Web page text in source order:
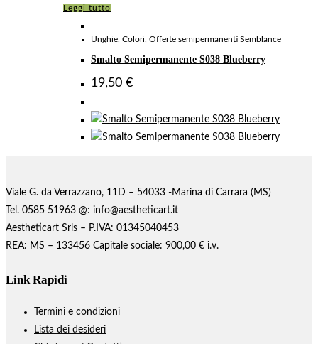
Leggi tutto
Unghie Colori Offerte semipermanenti Semblance
Smalto Semipermanente S038 Blueberry
19,50 €
Viale G. da Verrazzano, 11D – 54033 -Marina di Carrara (MS)
Tel. 0585 51963 @: info@aestheticart.it
Aestheticart Srls – P.IVA: 01345040453
REA: MS – 133456 Capitale sociale: 900,00 € i.v.
Link Rapidi
Termini e condizioni
Lista dei desideri